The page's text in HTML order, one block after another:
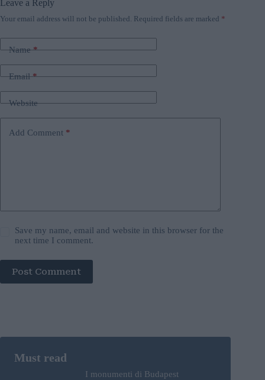
Leave a Reply
Your email address will not be published. Required fields are marked *
Name*
Email*
Website
Add Comment *
Save my name, email and website in this browser for the
next time I comment.
Post Comment
I monumenti di Budapest